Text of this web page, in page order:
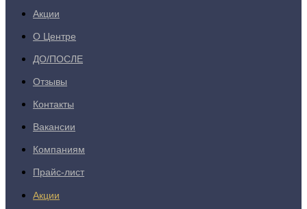
Акции
О Центре
ДО/ПОСЛЕ
Отзывы
Контакты
Вакансии
Компаниям
Прайс-лист
Акции